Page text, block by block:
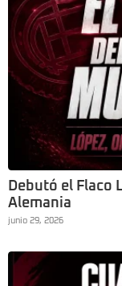
Debutó el Flaco
Alemania
junio 29, 2026